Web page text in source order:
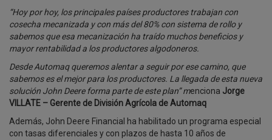
“Hoy por hoy, los principales países productores trabajan con
cosecha mecanizada y con más del 80% con sistema de rollo y
sabemos que esa mecanización ha traído muchos beneficios y
mayor rentabilidad a los productores algodoneros.
Desde Automaq queremos alentar a seguir por ese camino, que
sabemos es el mejor para los productores. La llegada de esta nueva
solución John Deere forma parte de este plan” menciona Jorge
VILLATE – Gerente de División Agrícola de Automaq
Además, John Deere Financial ha habilitado un programa especial
con tasas diferenciales y con plazos de hasta 10 años de